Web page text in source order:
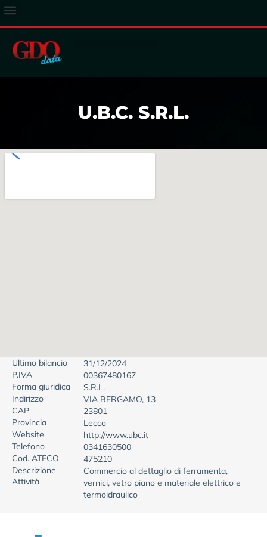
U.B.C. S.R.L.
Ultimo bilancio
31/12/2024
P.IVA
00367480167
Forma giuridica
S.R.L.
Indirizzo
VIA BERGAMO, 13
CAP
23801
Provincia
Lecco
Website
http://www.ubc.it
Telefono
0341630500
Cod. ATECO
475210
Descrizione
Attività
Commercio al dettaglio di ferramenta,
vernici, vetro piano e materiale elettrico e
termoidraulico